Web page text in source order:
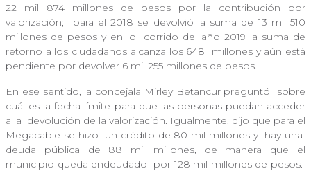
22 mil 874 millones de pesos por la contribución por
valorización;
para el 2018 se devolvió la suma de 13 mil 510
millones de pesos y en lo
corrido del año 2019 la suma de
retorno a los ciudadanos alcanza los 648
millones y aún está
pendiente por devolver 6 mil 255 millones de pesos.
En ese sentido, la concejala Mirley Betancur preguntó
sobre
cuál es la fecha límite para que las personas puedan acceder
a la devolución de la valorización. Igualmente, dijo que para el
Megacable se hizo
un crédito de 80 mil millones y hay una
deuda pública de 88 mil millones, de manera que el
municipio queda endeudado
por 128 mil millones de pesos.